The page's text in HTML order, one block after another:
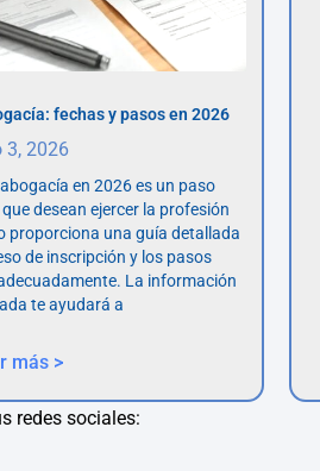
fechas y pasos en 2026
3, 2026
en 2026 es un paso
desean ejercer la profesión
proporciona una guía detallada
de inscripción y los pasos
La información
te ayudará a
más >
redes sociales: